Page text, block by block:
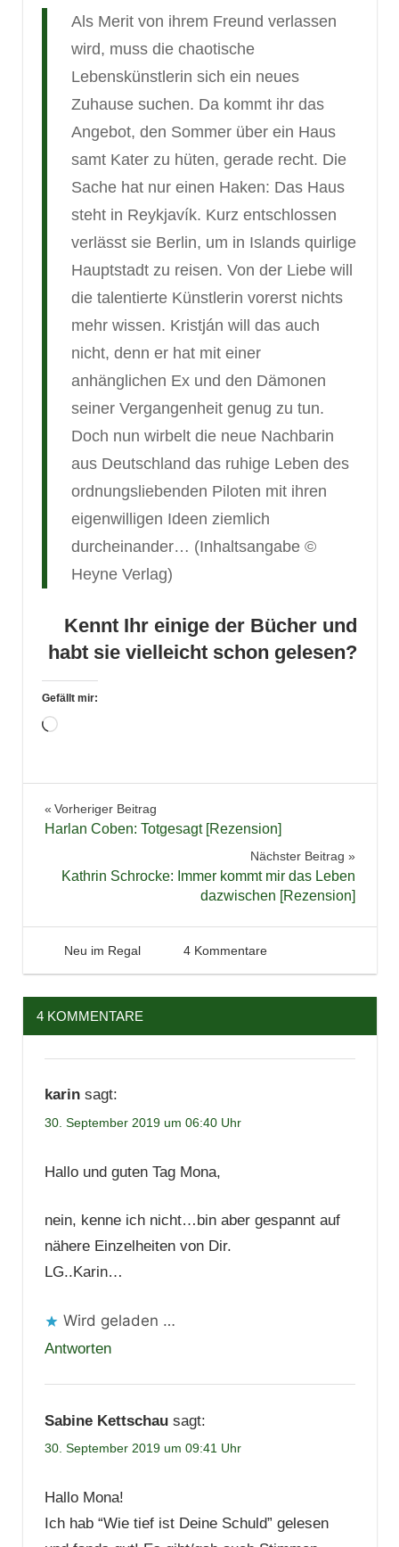
Als Merit von ihrem Freund verlassen
wird, muss die chaotische
Lebenskünstlerin sich ein neues
Zuhause suchen. Da kommt ihr das
Angebot, den Sommer über ein Haus
samt Kater zu hüten, gerade recht. Die
Sache hat nur einen Haken: Das Haus
steht in Reykjavík. Kurz entschlossen
verlässt sie Berlin, um in Islands quirlige
Hauptstadt zu reisen. Von der Liebe will
die talentierte Künstlerin vorerst nichts
mehr wissen. Kristján will das auch
nicht, denn er hat mit einer
anhänglichen Ex und den Dämonen
seiner Vergangenheit genug zu tun.
Doch nun wirbelt die neue Nachbarin
aus Deutschland das ruhige Leben des
ordnungsliebenden Piloten mit ihren
eigenwilligen Ideen ziemlich
durcheinander… (Inhaltsangabe ©
Heyne Verlag)
Kennt Ihr einige der Bücher und
habt sie vielleicht schon gelesen?
Gefällt mir:
Wird
Bücher
Jugendbuch
Neuerscheinungen
Neuzugänge
Spannung
Thriller
Beitragsnavigation
Vorheriger Beitrag
Harlan Coben: Totgesagt [Rezension]
Nächster Beitrag
Kathrin Schrocke: Immer kommt mir das Leben
dazwischen [Rezension]
30. September 2019
Tintenhain
Neu im Regal 4 Kommentare
4 KOMMENTARE
karin sagt:
30. September 2019 um 06:40 Uhr
Hallo und guten Tag Mona,
nein, kenne ich nicht…bin aber gespannt auf
nähere Einzelheiten von Dir.
LG..Karin…
Wird geladen …
Antworten
Sabine Kettschau sagt:
30. September 2019 um 09:41 Uhr
Hallo Mona!
Ich hab “Wie tief ist Deine Schuld” gelesen